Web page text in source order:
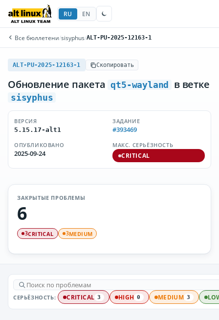
RU EN
Все бюллетени/sisyphus/ALT-PU-2025-12163-1
ALT-PU-2025-12163-1 Скопировать
Обновление пакета qt5-wayland в ветке
sisyphus
ВЕРСИЯ
5.15.17-alt1
ЗАДАНИЕ
#393469
ОПУБЛИКОВАНО
2025-09-24
МАКС. СЕРЬЁЗНОСТЬ
CRITICAL
ЗАКРЫТЫЕ ПРОБЛЕМЫ
6
3CRITICAL 3MEDIUM
СЕРЬЁЗНОСТЬ: CRITICAL 3 HIGH 0 MEDIUM 3